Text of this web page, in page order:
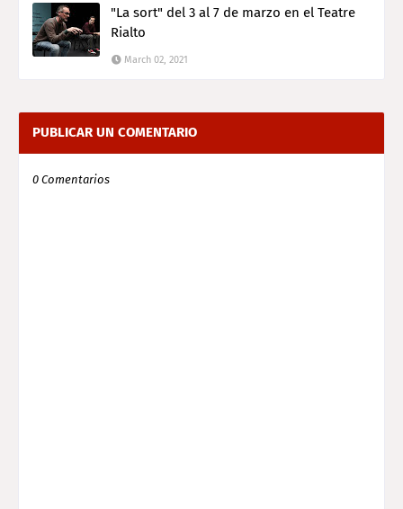
"La sort" del 3 al 7 de marzo en el Teatre
Rialto
March 02, 2021
PUBLICAR UN COMENTARIO
0 Comentarios